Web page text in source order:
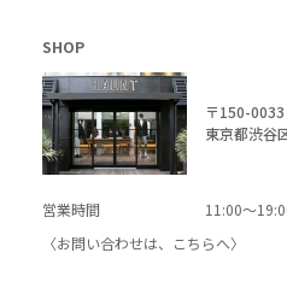
SHOP
〒150-0033
東京都渋谷
営業時間
11:00～
〈お問い合わせは、
こちらへ〉